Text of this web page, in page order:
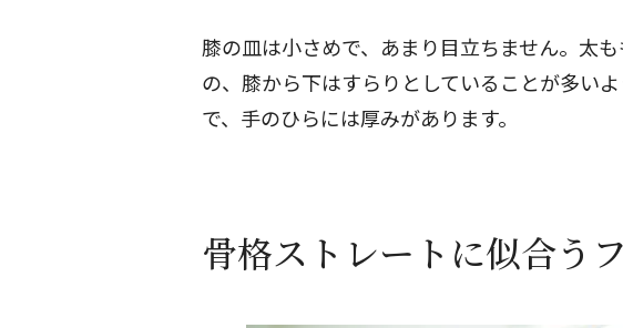
膝の皿は小さめで、あまり目立ちません。太
の、膝から下はすらりとしていることが多い
で、手のひらには厚みがあります。
骨格ストレートに似合う